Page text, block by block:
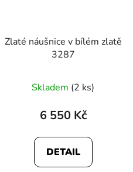
Zlaté náušnice v bílém zlatě
3287
Skladem (2 ks)
6 550 Kč
DETAIL